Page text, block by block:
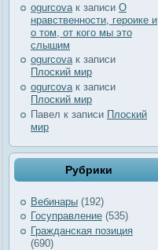
ogurcova к записи О
нравственности, героике и
о том, от кого мы это
слышим
ogurcovaк записи
Плоский мир
ogurcova к записи
Плоский мир
Павел к записи Плоский
мир
Рубрики
Вебинары (192)
Госуправление (535)
Гражданская позиция
(690)